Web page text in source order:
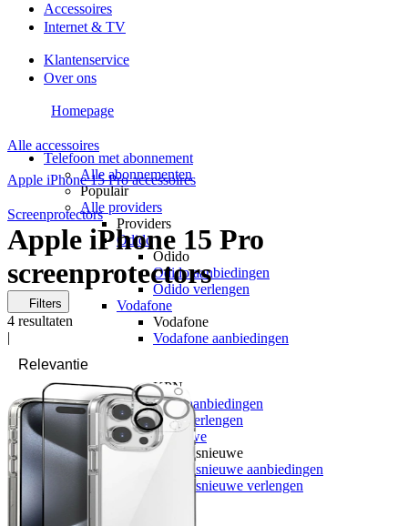
Accessoires
Internet & TV
Klantenservice
Over ons
Telefoon met abonnement
Alle abonnementen
Populair
Alle providers
Providers
Odido
Odido
Odido aanbiedingen
Odido verlengen
Vodafone
Vodafone
Vodafone aanbiedingen
KPN
KPN aanbiedingen
KPN verlengen
hollandsnieuwe
hollandsnieuwe
hollandsnieuwe aanbiedingen
hollandsnieuwe verlengen
Homepage
Alle accessoires
Apple iPhone 15 Pro accessoires
Screenprotectors
Apple iPhone 15 Pro
screenprotectors
Filters
4 resultaten
|